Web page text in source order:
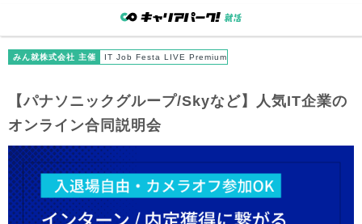
みん就株式会社 主催 IT Job Festa LIVE Premium
【パナソニックグループ/Skyなど】人気IT企業の
オンライン合同説明会